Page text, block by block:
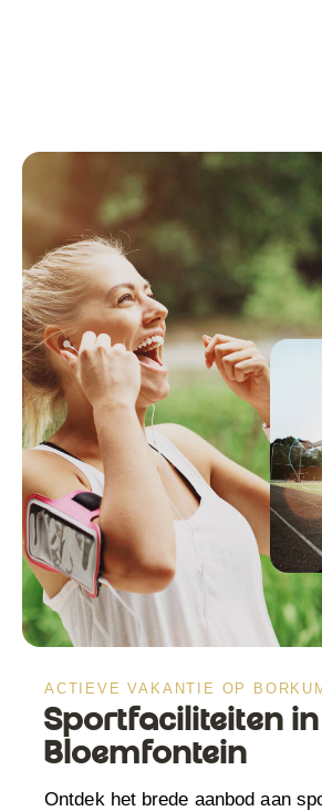
ACTIEVE VAKANTIE OP
Sportfaciliteiten
Bloemfontein
Ontdek het brede aanbod aan